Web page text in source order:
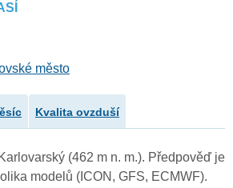
město
Kvalita ovzduší
(462 m n. m.). Předpověď je
modelů (ICON, GFS, ECMWF).